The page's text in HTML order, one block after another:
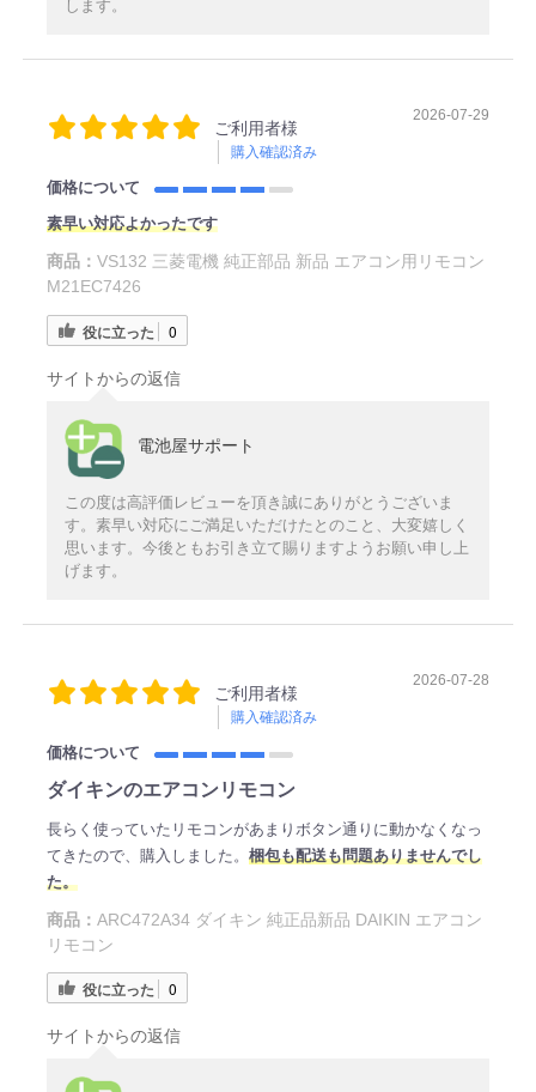
します。
ご利用者様
購入確認済み
2026-07-29
価格について
素早い対応よかったです
商品： VS132 三菱電機 純正部品 新品 エアコン用リモコン
M21EC7426
役に立った 0
サイトからの返信
電池屋サポート
この度は高評価レビューを頂き誠にありがとうございま
す。素早い対応にご満足いただけたとのこと、大変嬉しく
思います。今後ともお引き立て賜りますようお願い申し上
げます。
ご利用者様
購入確認済み
2026-07-28
価格について
ダイキンのエアコンリモコン
長らく使っていたリモコンがあまりボタン通りに動かなくなっ
てきたので、購入しました。 梱包も配送も問題ありませんでし
た。
商品： ARC472A34 ダイキン 純正品新品 DAIKIN エアコン
リモコン
役に立った 0
サイトからの返信